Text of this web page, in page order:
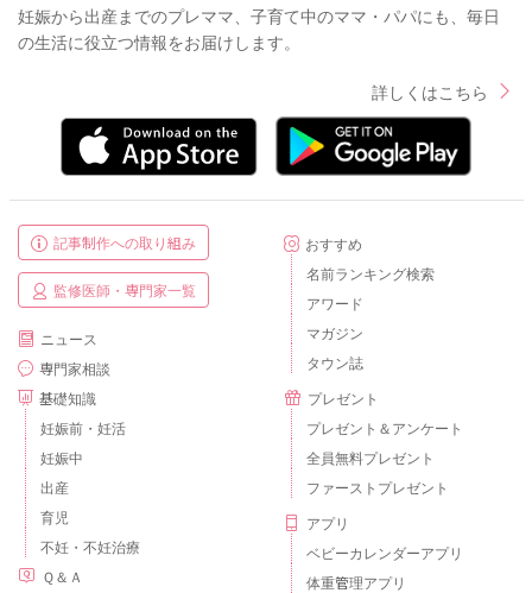
妊娠から出産までのプレママ、子育て中のママ・パパにも、毎日
の生活に役立つ情報をお届けします。
詳しくはこちら
記事制作への取り組み
監修医師・専門家一覧
ニュース
専門家相談
基礎知識
妊娠前・妊活
妊娠中
出産
育児
不妊・不妊治療
Ｑ＆Ａ
おすすめ
名前ランキング検索
アワード
マガジン
タウン誌
プレゼント
プレゼント＆アンケート
全員無料プレゼント
ファーストプレゼント
アプリ
ベビーカレンダーアプリ
体重管理アプリ